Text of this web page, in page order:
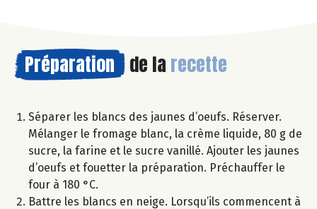
Préparation de la recette
Séparer les blancs des jaunes d’oeufs. Réserver.
Mélanger le fromage blanc, la crème liquide, 80 g de
sucre, la farine et le sucre vanillé. Ajouter les jaunes
d’oeufs et fouetter la préparation. Préchauffer le
four à 180 °C.
Battre les blancs en neige. Lorsqu’ils commencent à